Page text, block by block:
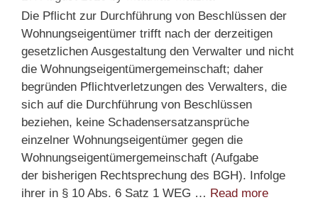
Die Pflicht zur Durchführung von Beschlüssen der
Wohnungseigentümer trifft nach der derzeitigen
gesetzlichen Ausgestaltung den Verwalter und nicht
die Wohnungseigentümergemeinschaft; daher
begründen Pflichtverletzungen des Verwalters, die
sich auf die Durchführung von Beschlüssen
beziehen, keine Schadensersatzansprüche
einzelner Wohnungseigentümer gegen die
Wohnungseigentümergemeinschaft (Aufgabe
der bisherigen Rechtsprechung des BGH). Infolge
ihrer in § 10 Abs. 6 Satz 1 WEG … Read more